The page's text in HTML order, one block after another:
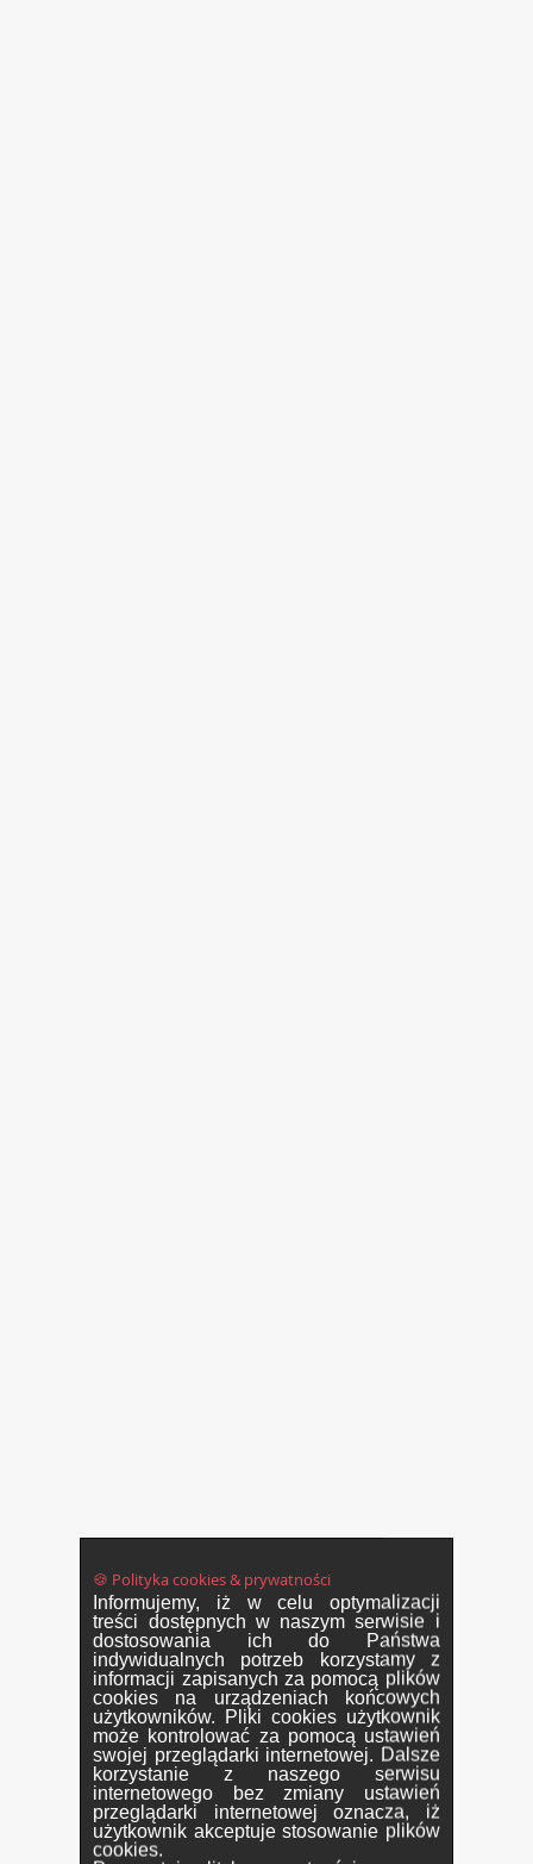
🍪 Polityka cookies & prywatności
Informujemy, iż w celu optymalizacji
treści dostępnych w naszym serwisie i
dostosowania ich do Państwa
indywidualnych potrzeb korzystamy z
informacji zapisanych za pomocą plików
cookies na urządzeniach końcowych
użytkowników. Pliki cookies użytkownik
może kontrolować za pomocą ustawień
swojej przeglądarki internetowej. Dalsze
korzystanie z naszego serwisu
internetowego bez zmiany ustawień
przeglądarki internetowej oznacza, iż
użytkownik akceptuje stosowanie plików
cookies.